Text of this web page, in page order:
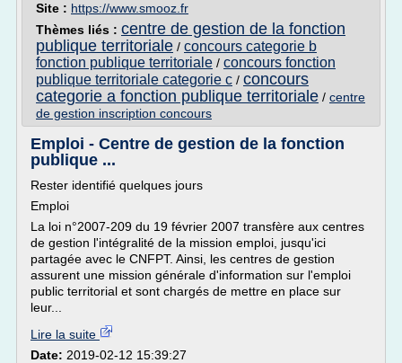
Site : https://www.smooz.fr
Thèmes liés : centre de gestion de la fonction
publique territoriale / concours categorie b
fonction publique territoriale / concours fonction
publique territoriale categorie c / concours
categorie a fonction publique territoriale / centre
de gestion inscription concours
Emploi - Centre de gestion de la fonction
publique ...
Rester identifié quelques jours
Emploi
La loi n°2007-209 du 19 février 2007 transfère aux centres
de gestion l'intégralité de la mission emploi, jusqu'ici
partagée avec le CNFPT. Ainsi, les centres de gestion
assurent une mission générale d'information sur l'emploi
public territorial et sont chargés de mettre en place sur
leur...
Lire la suite
Date: 2019-02-12 15:39:27